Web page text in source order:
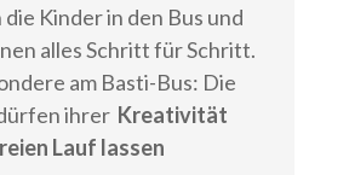
Kinder in den Bus und
alles Schritt für Schritt.
am Basti-Bus: Die
ihrer Kreativität
Lauf lassen